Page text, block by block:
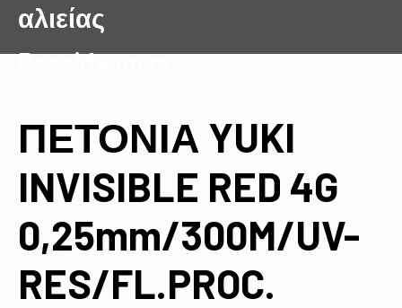
αλιείας
Poseidwnn.gr
ΠΕΤΟΝΙΑ YUKI
INVISIBLE RED 4G
0,25mm/300M/UV-
RES/FL.PROC.